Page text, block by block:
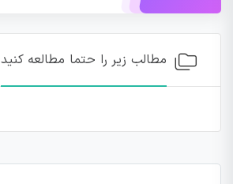
مطالب زیر را حتما مطالعه کنید